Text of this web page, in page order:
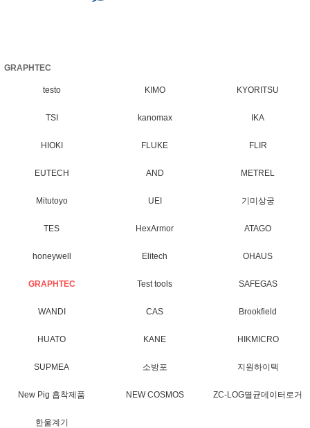
GRAPHTEC
testo KIMO KYORITSU
TSI kanomax IKA
HIOKI FLUKE FLIR
EUTECH AND METREL
Mitutoyo UEI 기미상궁
TES HexArmor ATAGO
honeywell Elitech OHAUS
GRAPHTEC Test tools SAFEGAS
WANDI CAS Brookfield
HUATO KANE HIKMICRO
SUPMEA 소방포 지원하이텍
New Pig 흡착제품 NEW COSMOS ZC-LOG멸균데이터로거
한울계기